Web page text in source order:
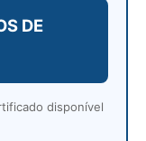
DE
disponível